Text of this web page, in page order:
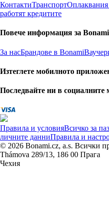
КонтактиТранспорт
работят кредитите
Повече информация за Bonami
За насБрандове в Bonami
Изтеглете мобилното
Последвайте ни в социалните
Правила и условияВсичко за
личните данниПравила и
© 2026 Bonami.cz, a.s. Всички
Thámova 289/13, 186 00 Прага
Чехия